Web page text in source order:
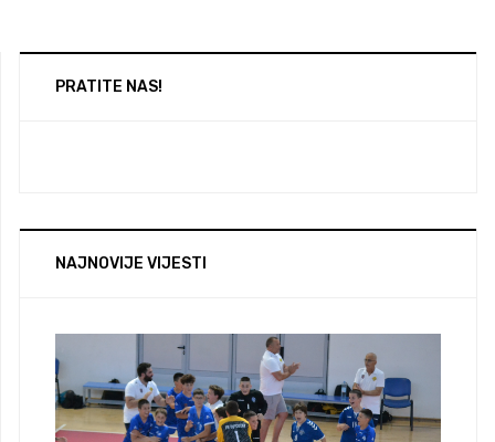
PRATITE NAS!
NAJNOVIJE VIJESTI